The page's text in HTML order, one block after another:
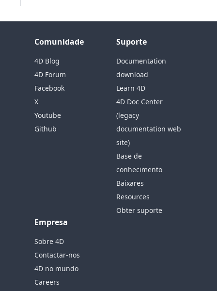
Comunidade
4D Blog
4D Forum
Facebook
X
Youtube
Github
Suporte
Documentation
download
Learn 4D
4D Doc Center
(legacy
documentation web
site)
Base de
conhecimento
Baixares
Resources
Obter suporte
Empresa
Sobre 4D
Contactar-nos
4D no mundo
Careers